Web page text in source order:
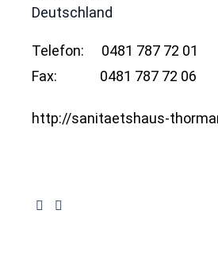
Deutschland
Telefon:
0481 787 72 01
Fax:
0481 787 72 06
http://sanitaetshaus-